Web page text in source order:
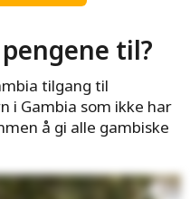
til?
tilgang til
i Gambia som ikke har
å gi alle gambiske